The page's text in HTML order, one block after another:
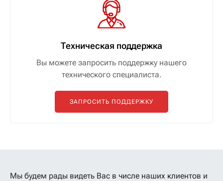
Техническая поддержка
Вы можете запросить поддержку нашего
технического специалиста.
ЗАПРОСИТЬ ПОДДЕРЖКУ
Мы будем рады видеть Вас в числе наших клиентов и